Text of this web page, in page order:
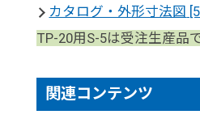
カタログ・外形寸法図
TP-20用S-5は受注生産品
関連コンテンツ